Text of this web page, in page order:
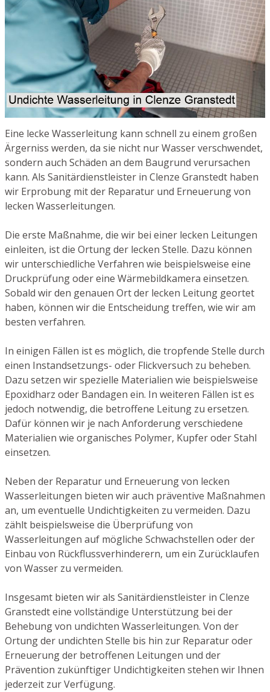
Eine lecke Wasserleitung kann schnell zu einem großen
Ärgerniss werden, da sie nicht nur Wasser verschwendet,
sondern auch Schäden an dem Baugrund verursachen
kann. Als Sanitärdienstleister in Clenze Granstedt haben
wir Erprobung mit der Reparatur und Erneuerung von
lecken Wasserleitungen.
Die erste Maßnahme, die wir bei einer lecken Leitungen
einleiten, ist die Ortung der lecken Stelle. Dazu können
wir unterschiedliche Verfahren wie beispielsweise eine
Druckprüfung oder eine Wärmebildkamera einsetzen.
Sobald wir den genauen Ort der lecken Leitung geortet
haben, können wir die Entscheidung treffen, wie wir am
besten verfahren.
In einigen Fällen ist es möglich, die tropfende Stelle durch
einen Instandsetzungs- oder Flickversuch zu beheben.
Dazu setzen wir spezielle Materialien wie beispielsweise
Epoxidharz oder Bandagen ein. In weiteren Fällen ist es
jedoch notwendig, die betroffene Leitung zu ersetzen.
Dafür können wir je nach Anforderung verschiedene
Materialien wie organisches Polymer, Kupfer oder Stahl
einsetzen.
Neben der Reparatur und Erneuerung von lecken
Wasserleitungen bieten wir auch präventive Maßnahmen
an, um eventuelle Undichtigkeiten zu vermeiden. Dazu
zählt beispielsweise die Überprüfung von
Wasserleitungen auf mögliche Schwachstellen oder der
Einbau von Rückflussverhinderern, um ein Zurücklaufen
von Wasser zu vermeiden.
Insgesamt bieten wir als Sanitärdienstleister in Clenze
Granstedt eine vollständige Unterstützung bei der
Behebung von undichten Wasserleitungen. Von der
Ortung der undichten Stelle bis hin zur Reparatur oder
Erneuerung der betroffenen Leitungen und der
Prävention zukünftiger Undichtigkeiten stehen wir Ihnen
jederzeit zur Verfügung.